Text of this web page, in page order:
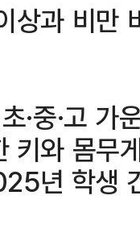
상과 비만
·중·고 가
키와 몸무
년 학생